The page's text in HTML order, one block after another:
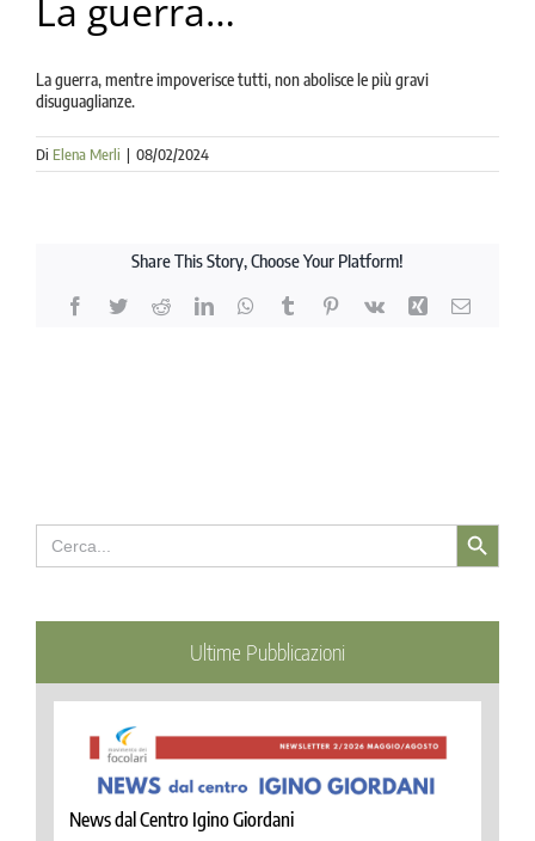
La guerra…
La guerra, mentre impoverisce tutti, non abolisce le più gravi
disuguaglianze.
Di Elena Merli | 08/02/2024
Share This Story, Choose Your Platform!
Facebook
TwitterRedditLinkedInWhatsApp
TumblrPinterest
Vk Xing Email
Search
for:
Search Button
Ultime Pubblicazioni
News dal Centro Igino Giordani